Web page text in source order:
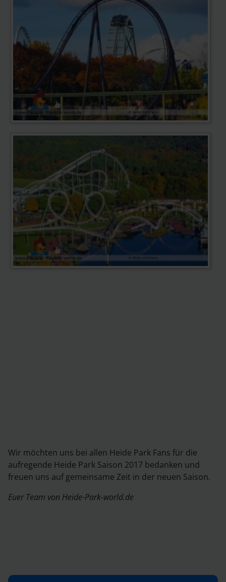
Wir möchten uns bei allen Heide Park Fans für die
aufregende Heide Park Saison 2017 bedanken und
freuen uns auf gemeinsame Zeit in der neuen Saison.
Euer Team von Heide-Park-world.de